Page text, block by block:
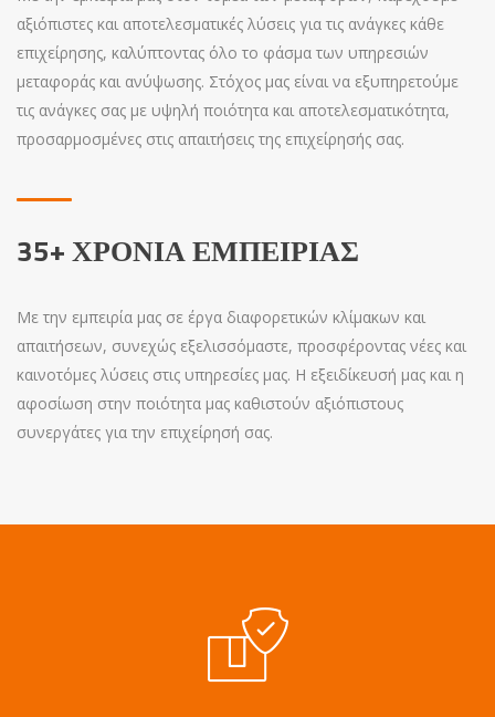
αξιόπιστες και αποτελεσματικές λύσεις για τις ανάγκες κάθε
επιχείρησης, καλύπτοντας όλο το φάσμα των υπηρεσιών
μεταφοράς και ανύψωσης. Στόχος μας είναι να εξυπηρετούμε
τις ανάγκες σας με υψηλή ποιότητα και αποτελεσματικότητα,
προσαρμοσμένες στις απαιτήσεις της επιχείρησής σας.
35+ ΧΡΌΝΙΑ ΕΜΠΕΙΡΊΑΣ
Με την εμπειρία μας σε έργα διαφορετικών κλίμακων και
απαιτήσεων, συνεχώς εξελισσόμαστε, προσφέροντας νέες και
καινοτόμες λύσεις στις υπηρεσίες μας. Η εξειδίκευσή μας και η
αφοσίωση στην ποιότητα μας καθιστούν αξιόπιστους
συνεργάτες για την επιχείρησή σας.